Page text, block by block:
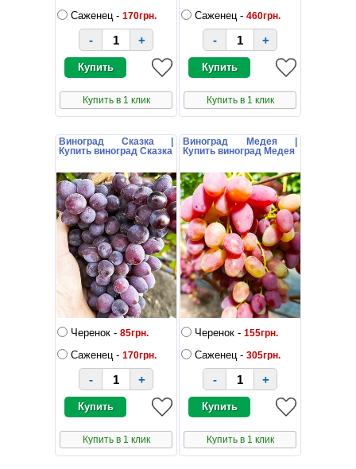
Саженец - 170грн.
- +
Купить в 1 клик
Саженец - 460грн.
- +
Купить в 1 клик
Виноград Сказка |
Купить виноград Сказка
Черенок - 85грн.
Саженец - 170грн.
- +
Купить в 1 клик
Виноград Медея |
Купить виноград Медея
Черенок - 155грн.
Саженец - 305грн.
- +
Купить в 1 клик